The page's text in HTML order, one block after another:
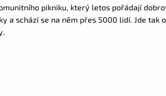
pikniku, který letos pořádají
a schází se na něm přes 5000 lidí. Jde tak